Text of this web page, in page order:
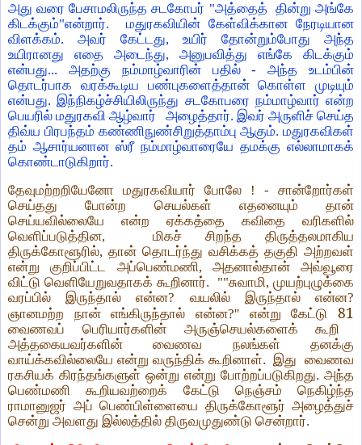
அது வரை பேசாமலிருந்த சடகோபர் "அத்தைத் தின்று அங்கே
கிடக்கும்"என்றார். மதுரகவியின் கேள்விக்கான நேரடியான
விளக்கம். அவர் கேட்டது, உயிர் தோன்றும்போது அந்த
உயிரானது எதை அடைந்து, அனுபவித்து எங்கே கிடக்கும்
என்பது... அதற்கு நம்மாழ்வாரின் பதில் - அந்த உடம்பின்
தொடர்பாக வரக்கூடிய பண்புகளைத்தான் கொள்ள முடியும்
என்பது. இந்நிகழ்ச்சியிலிருந்து சடகோபரை நம்மாழ்வார் என்ற
பெயரில் மதுரகவி ஆழ்வார் அழைத்தார். இவர் அருளிச் செய்த
திவ்ய பிரபந்தம் கண்ணிநுண்சிறுத்தாம்பு ஆகும். மதுரகவிகள்
தம் ஆசார்யனான ஸ்ரீ நம்மாழ்வாரையே தமக்கு எல்லாமாகக்
கொண்டாடுகிறார்.
தேவுமற்றறியேனோ மதுரகவியார் போலே ! - சான்றோர்கள்
செய்தது போன்ற செயல்கள் எதனையும் தான்
செய்யவில்லையே என்ற ஏக்கத்தை கவிதை வரிகளில்
வெளிப்படுத்தின, மிகச் சிறந்த திருத்தலமாகிய
திருக்கோளூரில், தான் தொடர்ந்து வசிக்கத் தகுதி அற்றவள்
என்று குறிப்பிட்ட அப்பெண்மணி, அதனால்தான் அவ்வூரை
விட்டு வெளியேறுவதாகக் கூறினார். ""சுவாமி, முயற்புழுக்கை
வரப்பில் இருந்தால் என்ன? வயலில் இருந்தால் என்ன?
ஞானமற்ற நான் எங்கிருந்தால் என்ன?'' என்று கேட்டு 81
வைணவப் பெரியார்களின் அருஞ்செயல்களைக் கூறி
அத்தகையவர்களின் வைணவ நலங்கள் தனக்கு
வாய்க்கவில்லையே என்று வருந்திக் கூறினாள். இது வைணவ
ரகசியக் கிரந்தங்களுள் ஒன்று என்று போற்றப்படுகிறது. அந்த
பெண்மணி கூறியவற்றைக் கேட்டு நெஞ்சம் நெகிழ்ந்த
ராமானுஜர் அப் பெண்பிள்ளையை திருக்கோளூர் அழைத்துச்
சென்று அவளது இல்லத்தில் திருவமுதுண்டு சென்றார்.